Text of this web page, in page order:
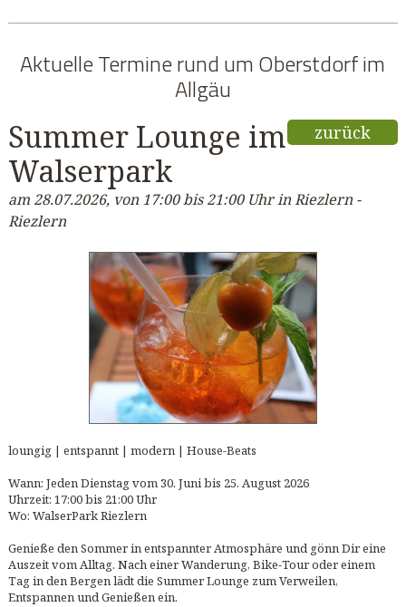
Aktuelle Termine rund um Oberstdorf im
Allgäu
zurück
Summer Lounge im
Walserpark
am 28.07.2026, von 17:00 bis 21:00 Uhr in Riezlern -
Riezlern
loungig | entspannt | modern | House-Beats
Wann: Jeden Dienstag vom 30. Juni bis 25. August 2026
Uhrzeit: 17:00 bis 21:00 Uhr
Wo: WalserPark Riezlern
Genieße den Sommer in entspannter Atmosphäre und gönn Dir eine
Auszeit vom Alltag. Nach einer Wanderung, Bike-Tour oder einem
Tag in den Bergen lädt die Summer Lounge zum Verweilen,
Entspannen und Genießen ein.